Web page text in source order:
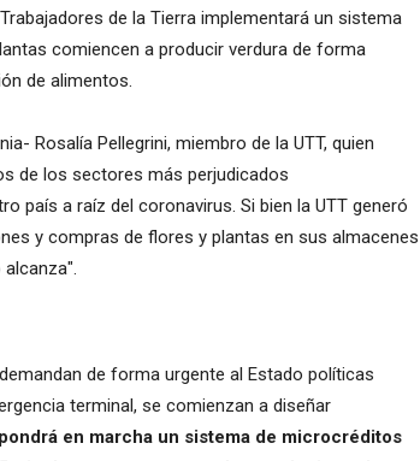
de la Tierra implementará un sistema
comiencen a producir verdura de forma
de alimentos.
Rosalía Pellegrini, miembro de la UTT, quien
de los sectores más perjudicados
país a raíz del coronavirus. Si bien la UTT generó
y compras de flores y plantas en sus almacenes
de forma urgente al Estado políticas
terminal, se comienzan a diseñar
en marcha un sistema de microcréditos